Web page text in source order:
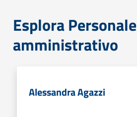
Esplora Personale
amministrativo
Alessandra Agazzi